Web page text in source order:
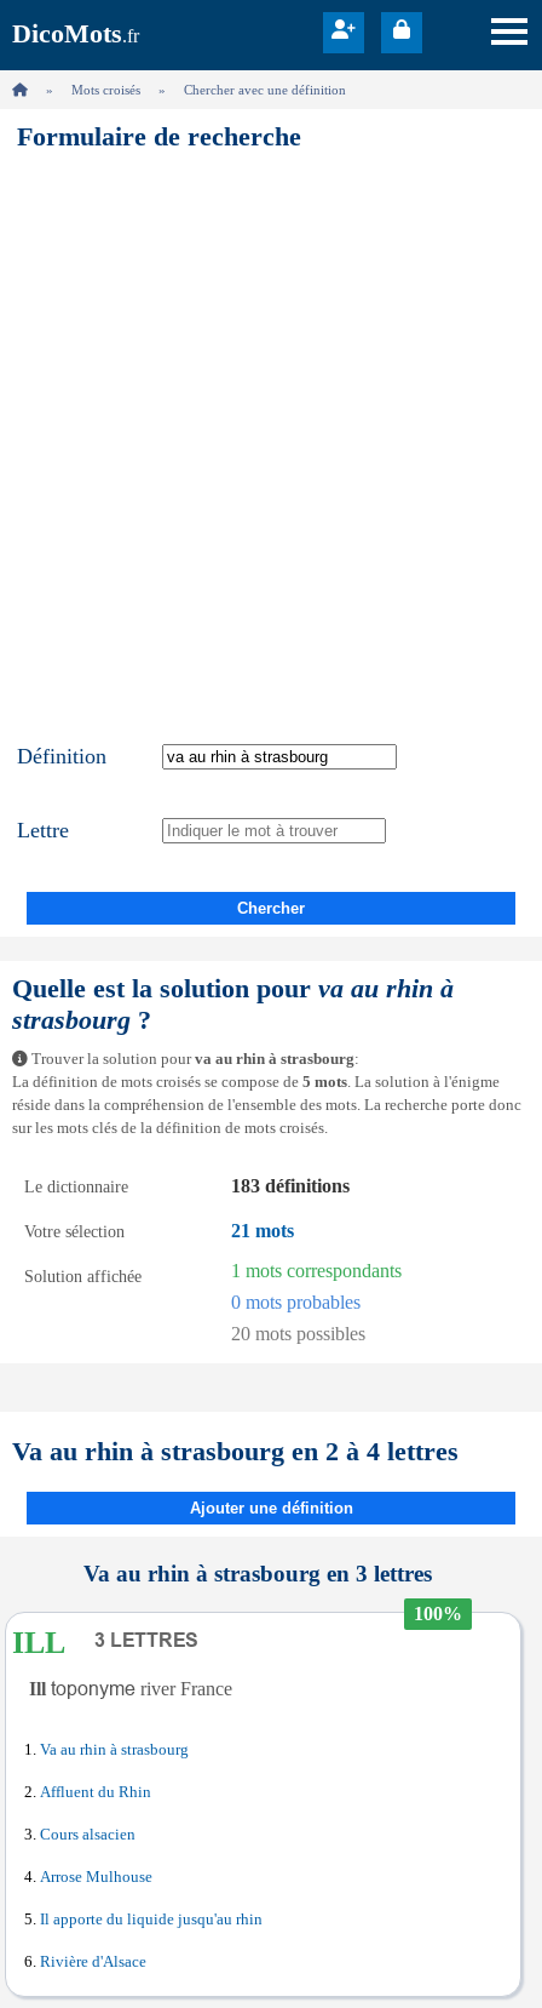
DicoMots.fr
Mots croisés Chercher avec une définition
Formulaire de recherche
Définition
Lettre
Chercher
Quelle est la solution pour va au rhin à
strasbourg ?
Trouver la solution pourva au rhin à strasbourg:
La définition de mots croisés se compose de 5 mots. La solution à l'énigme
réside dans la compréhension de l'ensemble des mots. La recherche porte donc
sur les mots clés de la définition de mots croisés.
Le dictionnaire 183 définitions
Votre sélection 21 mots
Solution affichée
1 mots correspondants
0 mots probables
20 mots possibles
Va au rhin à strasbourg en 2 à 4 lettres
Ajouter une définition
Va au rhin à strasbourg en 3 lettres
100%
ILL
Ill river France
Va au rhin à strasbourg
Affluent du Rhin
Cours alsacien
Arrose Mulhouse
Il apporte du liquide jusqu'au rhin
Rivière d'Alsace